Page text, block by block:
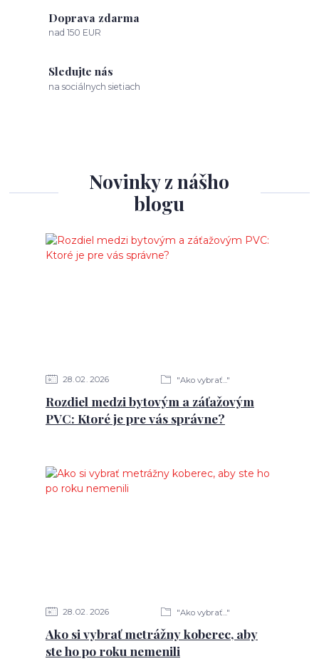
Doprava zdarma
nad 150 EUR
Sledujte nás
na sociálnych sietiach
Novinky z nášho
blogu
28 02 2026 "Ako vybrať..."
Rozdiel medzi bytovým a záťažovým
PVC: Ktoré je pre vás správne?
28 02 2026 "Ako vybrať..."
Ako si vybrať metrážny koberec, aby
ste ho po roku nemenili